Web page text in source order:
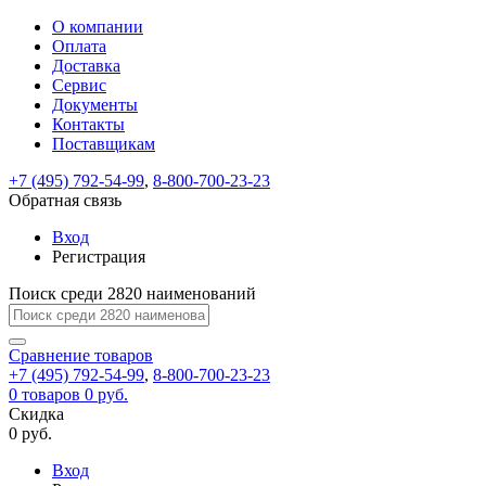
ВходРегистрация
test@example.com
отправлена
по
ней
завершения
регистрации.
Ок
Запомнить
меня
Забыли
Восстановление
пароля
Заполните
форму.
Мы
отправим
ссылку
указанный
электронный
перейдя
по
которой
вы
задать
На
вашу
почту
test@test.ru
ссылка.
Перейдите
по
для
смены
пароля.
Введите
новый
пароль
Сменить
Пароль
успешно
восстановлен
Обратная
связь
Сообщение
пользовательского
сообщение
успешно
отправлено.
О компании
Оплата
Доставка
Сервис
Документы
Контакты
Поставщикам
+7 (495) 792-54-99, 8-800-700-23-23
Обратная связь
Вход
Регистрация
Поиск среди 2820 наименований
Сравнение товаров
+7 (495) 792-54-99, 8-800-700-23-23
0 товаров 0 руб.
Скидка
0 руб.
Вход